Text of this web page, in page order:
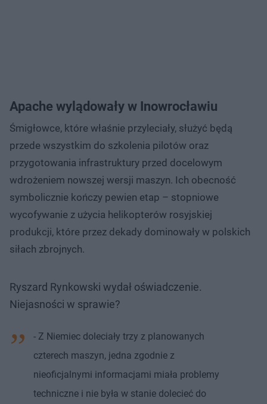
Apache wylądowały w Inowrocławiu
Śmigłowce, które właśnie przyleciały, służyć będą
przede wszystkim do szkolenia pilotów oraz
przygotowania infrastruktury przed docelowym
wdrożeniem nowszej wersji maszyn. Ich obecność
symbolicznie kończy pewien etap – stopniowe
wycofywanie z użycia helikopterów rosyjskiej
produkcji, które przez dekady dominowały w polskich
siłach zbrojnych.
Ryszard Rynkowski wydał oświadczenie.
Niejasności w sprawie?
- Z Niemiec doleciały trzy z planowanych
czterech maszyn, jedna zgodnie z
nieoficjalnymi informacjami miała problemy
techniczne i nie była w stanie dolecieć do